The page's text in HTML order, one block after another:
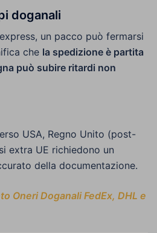
doganali
un pacco può fermarsi
che la spedizione è partita
può subire ritardi non
USA, Regno Unito (post-
extra UE richiedono un
della documentazione.
Oneri Doganali FedEx, DHL e